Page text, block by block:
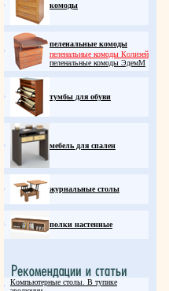
комоды
пеленальные комоды
пеленальные комоды Колизей
пеленальные комоды ЭдемM
тумбы для обуви
мебель для спален
журнальные столы
полки настенные
Компьютерные столы. В тупике